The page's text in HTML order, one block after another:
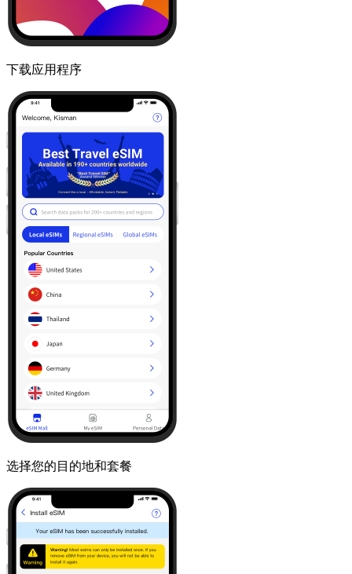
下载应用程序
选择您的目的地和套餐